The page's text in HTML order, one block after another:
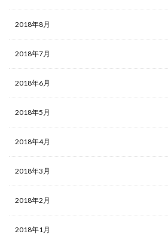
2018年8月
2018年7月
2018年6月
2018年5月
2018年4月
2018年3月
2018年2月
2018年1月